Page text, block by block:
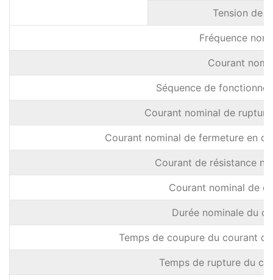
Tension de
Fréquence
Courant
Séquence de
Courant nominal de
Courant nominal de fermeture en
Courant de résistance
Courant nominal de
Durée nominale du
Temps de coupure du courant
Temps de rupture du